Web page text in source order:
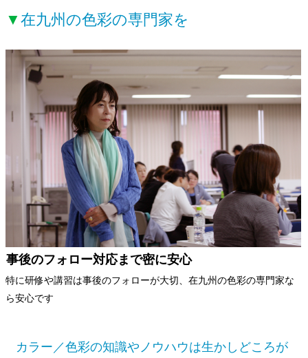
▼在九州の色彩の専門家を
事後のフォロー対応まで密に安心
特に研修や講習は事後のフォローが大切、在九州の色彩の専門家な
ら安心です
カラー／色彩の知識やノウハウは生かしどころが